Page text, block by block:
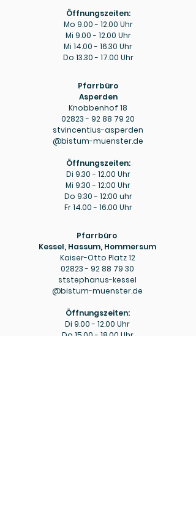
Öffnungszeiten:
Mo 9.00 - 12.00 Uhr
Mi 9.00 - 12.00 Uhr
Mi 14.00 - 16.30 Uhr
Do 13.30 - 17.00 Uhr
Pfarrbüro
Asperden
Knobbenhof 18
02823 - 92 88 79 20
stvincentius-asperden
@bistum-muenster.de
Öffnungszeiten:
Di 9.30 - 12.00 Uhr
Mi 9:30 - 12:00 Uhr
Do 9:30 - 12:00 uhr
Fr14.00 - 16.00 Uhr
Pfarrbüro
Kessel, Hassum, Hommersum
Kaiser-Otto Platz 12
02823 - 92 88 79 30
ststephanus-kessel
@bistum-muenster.de
Öffnungszeiten:
Di 9.00 - 12.00 Uhr
Do 15.00 - 18.00 Uhr